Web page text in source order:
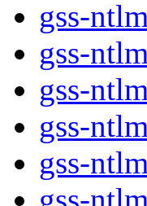
gss-
gss-
gss-
gss-
gss-